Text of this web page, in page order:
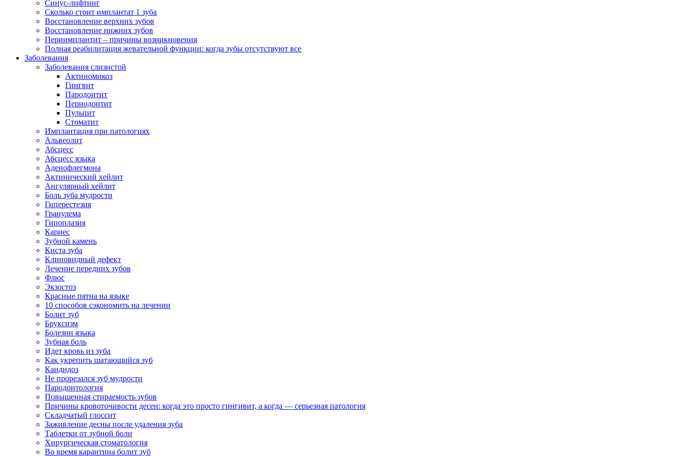
Синус-лифтинг
Сколько стоит имплантат 1 зуба
Восстановление верхних зубов
Восстановление нижних зубов
Периимплантит – причины возникновения
Полная реабилитация жевательной функции: когда зубы отсутствуют все
Заболевания
Заболевания слизистой
Актиномикоз
Гингвит
Пародонтит
Периодонтит
Пульпит
Стоматит
Имплантация при патологиях
Альвеолит
Абсцесс
Абсцесс языка
Аденофлегмона
Актинический хейлит
Ангулярный хейлит
Боль зуба мудрости
Гиперестезия
Гранулема
Гипоплазия
Кариес
Зубной камень
Киста зуба
Клиновидный дефект
Лечение передних зубов
Флюс
Экзостоз
Красные пятна на языке
10 способов сэкономить на лечении
Болит зуб
Бруксизм
Болезни языка
Зубная боль
Идет кровь из зуба
Как укрепить шатающийся зуб
Кандидоз
Не прорезался зуб мудрости
Пародонтология
Повышенная стираемость зубов
Причины кровоточивости десен: когда это просто гингивит, а когда — серьезная патология
Складчатый глоссит
Заживление десны после удаления зуба
Таблетки от зубной боли
Хирургическая стоматология
Во время карантина болит зуб